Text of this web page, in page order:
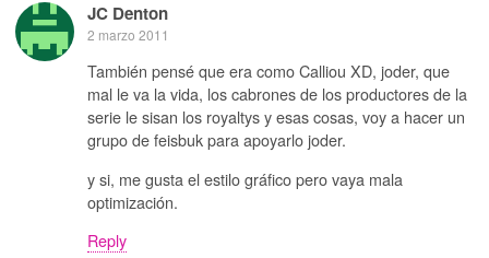
JC Denton
2 marzo 2011
También pensé que era como Calliou XD, joder, que
mal le va la vida, los cabrones de los productores de la
serie le sisan los royaltys y esas cosas, voy a hacer un
grupo de feisbuk para apoyarlo joder.
y si, me gusta el estilo gráfico pero vaya mala
optimización.
Reply